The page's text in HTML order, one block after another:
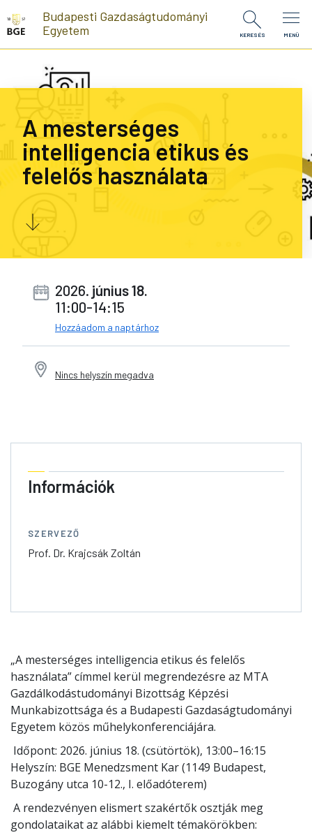
Ugrás a tartalomra
Budapesti Gazdaságtudományi
Egyetem
KERESÉS MENÜ
A mesterséges
intelligencia etikus és
felelős használata
2026. június 18.
11:00-14:15
Hozzáadom a naptárhoz
Nincs helyszín megadva
Információk
SZERVEZŐ
Prof. Dr. Krajcsák Zoltán
„A mesterséges intelligencia etikus és felelős
használata” címmel kerül megrendezésre az MTA
Gazdálkodástudományi Bizottság Képzési
Munkabizottsága és a Budapesti Gazdaságtudományi
Egyetem közös műhelykonferenciájára.
Időpont: 2026. június 18. (csütörtök), 13:00–16:15
Helyszín: BGE Menedzsment Kar (1149 Budapest,
Buzogány utca 10-12., I. előadóterem)
A rendezvényen elismert szakértők osztják meg
gondolataikat az alábbi kiemelt témakörökben: